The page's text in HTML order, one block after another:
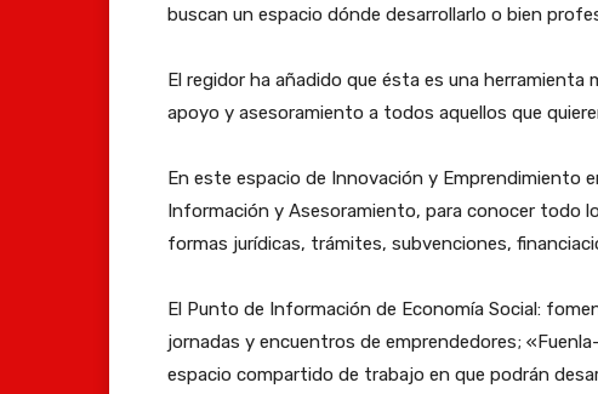
buscan un espacio dónde desarrollarlo o bien
El regidor ha añadido que ésta es una
apoyo y asesoramiento a todos aquellos que
En este espacio de Innovación y Emprendimiento
Información y Asesoramiento, para conocer todo
formas jurídicas, trámites, subvenciones,
El Punto de Información de Economía Social:
jornadas y encuentros de emprendedores;
espacio compartido de trabajo en que podrán